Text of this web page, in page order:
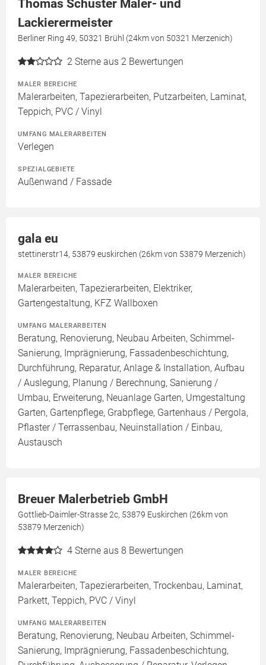
Thomas Schuster Maler- und
Lackierermeister
Berliner Ring 49, 50321 Brühl (24km von 50321 Merzenich)
2 Sterne aus 2 Bewertungen
MALER BEREICHE
Malerarbeiten, Tapezierarbeiten, Putzarbeiten, Laminat,
Teppich, PVC / Vinyl
UMFANG MALERARBEITEN
Verlegen
SPEZIALGEBIETE
Außenwand / Fassade
gala eu
stettinerstr14, 53879 euskirchen (26km von 53879 Merzenich)
MALER BEREICHE
Malerarbeiten, Tapezierarbeiten, Elektriker,
Gartengestaltung, KFZ Wallboxen
UMFANG MALERARBEITEN
Beratung, Renovierung, Neubau Arbeiten, Schimmel-
Sanierung, Imprägnierung, Fassadenbeschichtung,
Durchführung, Reparatur, Anlage & Installation, Aufbau
/ Auslegung, Planung / Berechnung, Sanierung /
Umbau, Erweiterung, Neuanlage Garten, Umgestaltung
Garten, Gartenpflege, Grabpflege, Gartenhaus / Pergola,
Pflaster / Terrassenbau, Neuinstallation / Einbau,
Austausch
Breuer Malerbetrieb GmbH
Gottlieb-Daimler-Strasse 2c, 53879 Euskirchen (26km von
53879 Merzenich)
4 Sterne aus 8 Bewertungen
MALER BEREICHE
Malerarbeiten, Tapezierarbeiten, Trockenbau, Laminat,
Parkett, Teppich, PVC / Vinyl
UMFANG MALERARBEITEN
Beratung, Renovierung, Neubau Arbeiten, Schimmel-
Sanierung, Imprägnierung, Fassadenbeschichtung,